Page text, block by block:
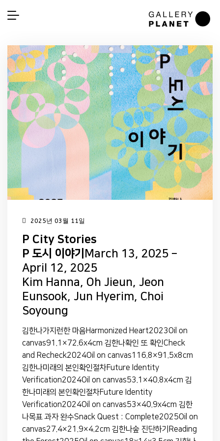
2025년 03월 11일
P City Stories
P 도시 이야기 March 13, 2025 –
April 12, 2025
Kim Hanna, Oh Jieun, Jeon
Eunsook, Jun Hyerim, Choi
Soyoung
김한나가지런한 마음Harmonized Heart2023Oil on
canvas91.1×72.6x4cm 김한나확인 또 확인Check
and Recheck2024Oil on canvas116.8×91.5x8cm
김한나미래의 본인확인절차Future Identity
Verification2024Oil on canvas53.1×40.8x4cm 김
한나미래의 본인확인절차Future Identity
Verification2024Oil on canvas53×40.9x4cm 김한
나목표 과자 완수Snack Quest : Complete2025Oil on
canvas27.4×21.9×4.2cm 김한나숲 진단하기Reading